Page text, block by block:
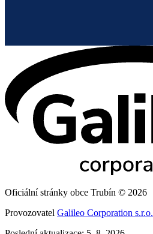
Oficiální stránky obce Trubín © 2026
Provozovatel Galileo Corporation s.r.o.